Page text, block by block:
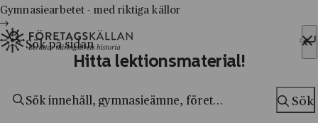
Hoppa till innehåll
Till innehåll
Gymnasiearbetet - med riktiga källor
Sök efter:
Hitta lektionsmaterial!
Sök
Sök